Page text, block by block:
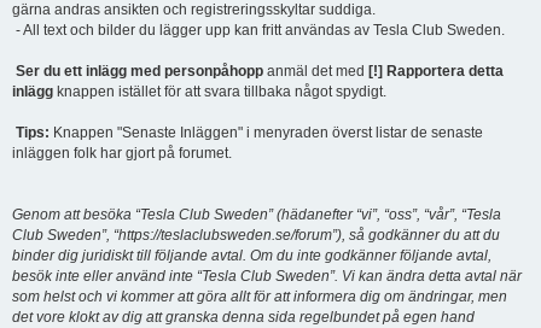
gärna andras ansikten och registreringsskyltar suddiga.
- All text och bilder du lägger upp kan fritt användas av Tesla Club Sweden.
Ser du ett inlägg med personpåhopp anmäl det med [!] Rapportera detta
inlägg knappen istället för att svara tillbaka något spydigt.
Tips: Knappen "Senaste Inläggen" i menyraden överst listar de senaste
inläggen folk har gjort på forumet.
Genom att besöka “Tesla Club Sweden” (hädanefter “vi”, “oss”, “vår”, “Tesla
Club Sweden”, “https://teslaclubsweden.se/forum”), så godkänner du att du
binder dig juridiskt till följande avtal. Om du inte godkänner följande avtal,
besök inte eller använd inte “Tesla Club Sweden”. Vi kan ändra detta avtal när
som helst och vi kommer att göra allt för att informera dig om ändringar, men
det vore klokt av dig att granska denna sida regelbundet på egen hand